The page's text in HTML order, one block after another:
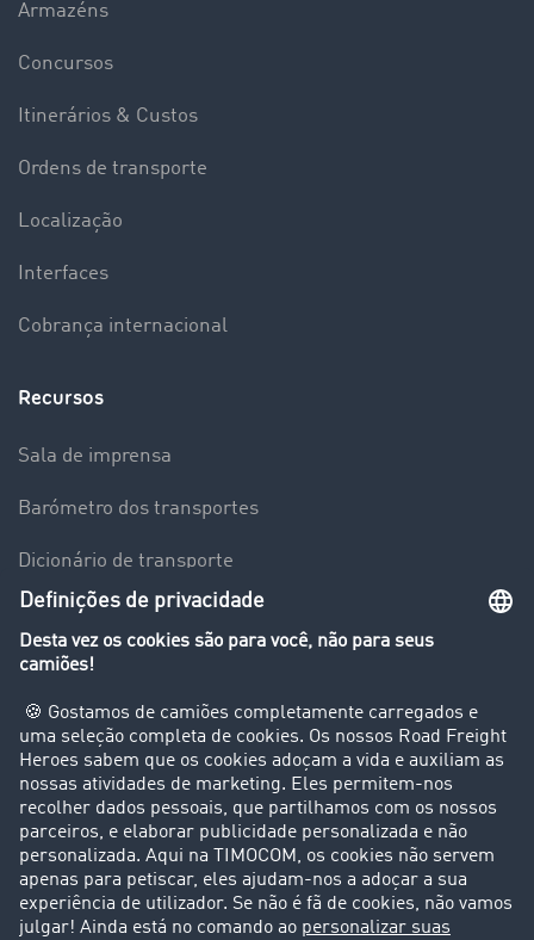
Armazéns
Concursos
Itinerários & Custos
Ordens de transporte
Localização
Interfaces
Cobrança internacional
Recursos
Sala de imprensa
Barómetro dos transportes
Dicionário de transporte
Visão geral da Bolsa de Cargas
Clientes recomendam clientes
Casos de sucesso
Suporte
Suporte